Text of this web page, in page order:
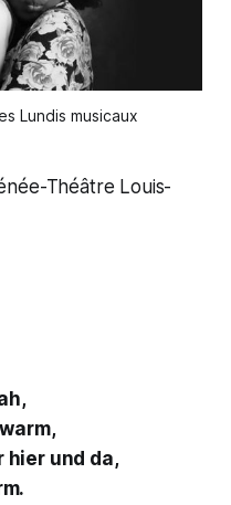
Lundis musicaux
Théâtre Louis-
hier und da,